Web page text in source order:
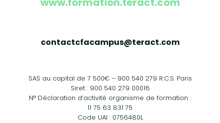
contactcfacampus@teract.com
SAS au capital de 7 500€ – 900 540 279 R.C.S. Paris
Siret : 900 540 279 00016
N° Déclaration d’activité organisme de formation :
11 75 63 831 75
Code UAI : 0756480L